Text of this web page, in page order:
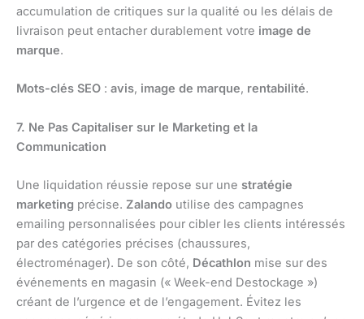
accumulation de critiques sur la qualité ou les délais de
livraison peut entacher durablement votre image de
marque.
Mots-clés SEO : avis, image de marque, rentabilité.
7. Ne Pas Capitaliser sur le Marketing et la
Communication
Une liquidation réussie repose sur une stratégie
marketing précise. Zalando utilise des campagnes
emailing personnalisées pour cibler les clients intéressés
par des catégories précises (chaussures,
électroménager). De son côté, Décathlon mise sur des
événements en magasin (« Week-end Destockage »)
créant de l’urgence et de l’engagement. Évitez les